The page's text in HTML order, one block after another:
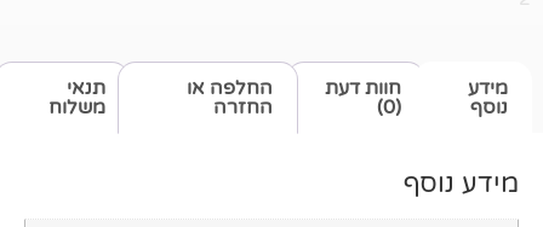
תנאי
משלוח
חוות דעת
החלפה או
החזרה